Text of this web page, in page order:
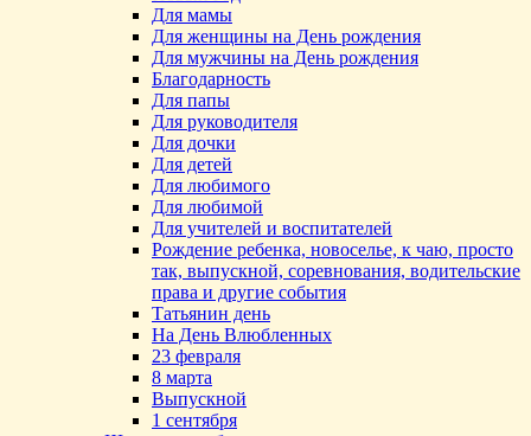
Для мамы
Для женщины на День рождения
Для мужчины на День рождения
Благодарность
Для папы
Для руководителя
Для дочки
Для детей
Для любимого
Для любимой
Для учителей и воспитателей
Рождение ребенка, новоселье, к чаю, просто
так, выпускной, соревнования, водительские
права и другие события
Татьянин день
На День Влюбленных
23 февраля
8 марта
Выпускной
1 сентября